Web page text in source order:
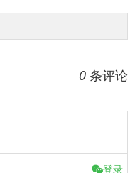
0 条评论
登录